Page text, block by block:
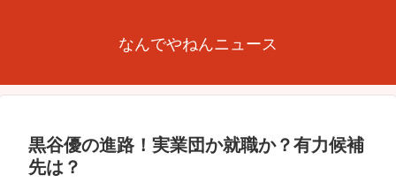
なんでやねんニュース
黒谷優の進路！実業団か就職か？有力候補
先は？